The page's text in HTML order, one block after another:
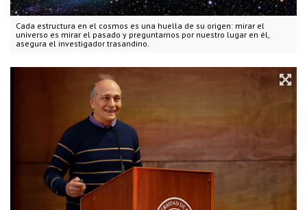
Cada estructura en el cosmos es una huella de su origen: mirar el
universo es mirar el pasado y preguntarnos por nuestro lugar en él,
asegura el investigador trasandino.